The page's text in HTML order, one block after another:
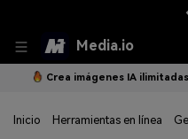
Media.io
Crea imágenes IA
Inicio Herramientas en línea